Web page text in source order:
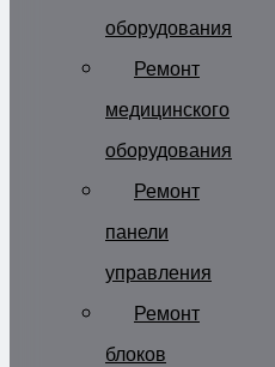
оборудования
Ремонт
медицинского
оборудования
Ремонт
панели
управления
Ремонт
блоков